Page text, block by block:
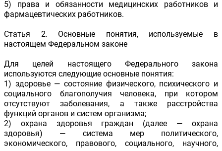
5) права и обязанности медицинских работников и
фармацевтических работников.
Статья 2. Основные понятия, используемые в
настоящем Федеральном законе
Для целей настоящего Федерального закона
используются следующие основные понятия:
1) здоровье — состояние физического, психического и
социального благополучия человека, при котором
отсутствуют заболевания, а также расстройства
функций органов и систем организма;
2) охрана здоровья граждан (далее — охрана
здоровья) — система мер политического,
экономического, правового, социального, научного,